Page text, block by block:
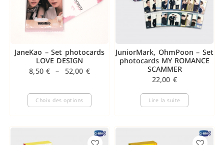
JaneKao – Set photocards
LOVE DESIGN
8,50€ – 52,00 €
Choix des options
JuniorMark, OhmPoon – Set
photocards MY ROMANCE
SCAMMER
22,00 €
Lire la suite